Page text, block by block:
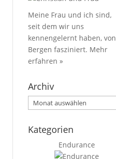
Meine Frau und ich sind,
seit dem wir uns
kennengelernt haben, von
Bergen fasziniert. Mehr
erfahren »
Archiv
Archiv
Kategorien
Endurance